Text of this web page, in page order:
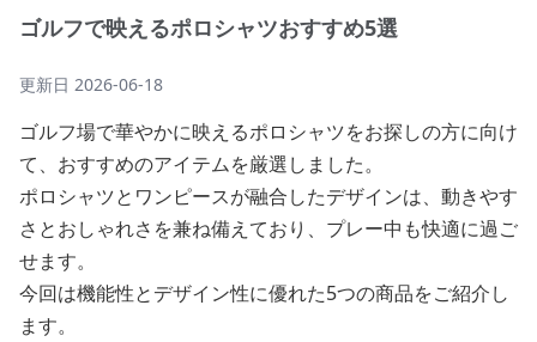
ゴルフで映えるポロシャツおすすめ5選
更新日 2026-06-18
ゴルフ場で華やかに映えるポロシャツをお探しの方に向け
て、おすすめのアイテムを厳選しました。
ポロシャツとワンピースが融合したデザインは、動きやす
さとおしゃれさを兼ね備えており、プレー中も快適に過ご
せます。
今回は機能性とデザイン性に優れた5つの商品をご紹介し
ます。